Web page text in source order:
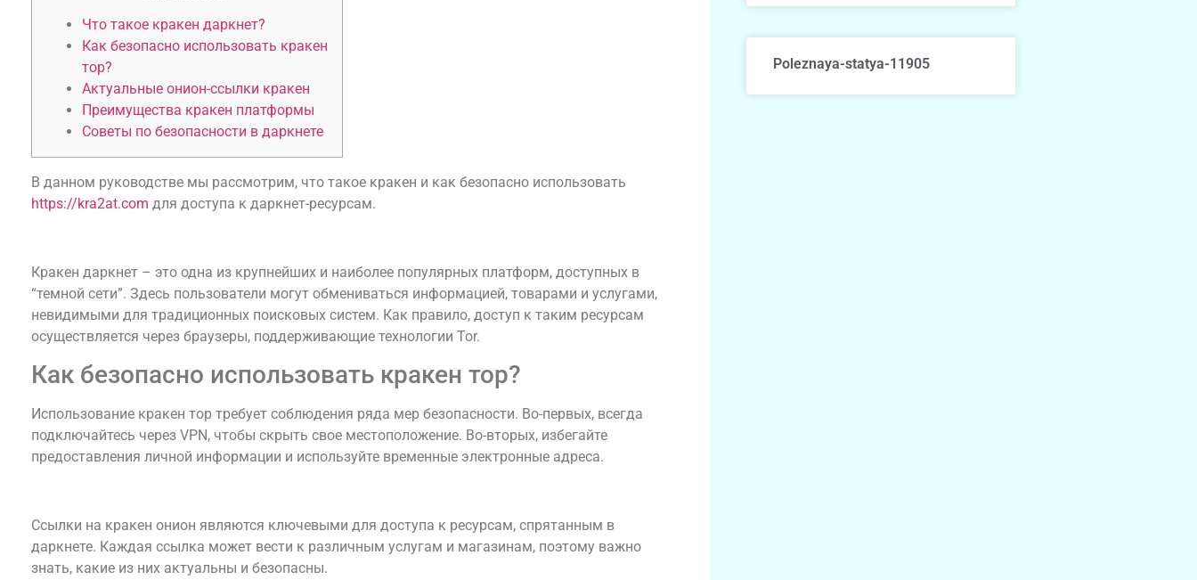
Что такое кракен даркнет?
Как безопасно использовать кракен
тор?
Актуальные онион-ссылки кракен
Преимущества кракен платформы
Советы по безопасности в даркнете
В данном руководстве мы рассмотрим, что такое кракен и как безопасно использовать
https://kra2at.com для доступа к даркнет-ресурсам.
Кракен даркнет – это одна из крупнейших и наиболее популярных платформ, доступных в
“темной сети”. Здесь пользователи могут обмениваться информацией, товарами и услугами,
невидимыми для традиционных поисковых систем. Как правило, доступ к таким ресурсам
осуществляется через браузеры, поддерживающие технологии Tor.
Как безопасно использовать кракен тор?
Использование кракен тор требует соблюдения ряда мер безопасности. Во-первых, всегда
подключайтесь через VPN, чтобы скрыть свое местоположение. Во-вторых, избегайте
предоставления личной информации и используйте временные электронные адреса.
Ссылки на кракен онион являются ключевыми для доступа к ресурсам, спрятанным в
даркнете. Каждая ссылка может вести к различным услугам и магазинам, поэтому важно
знать, какие из них актуальны и безопасны.
Poleznaya-statya-11905